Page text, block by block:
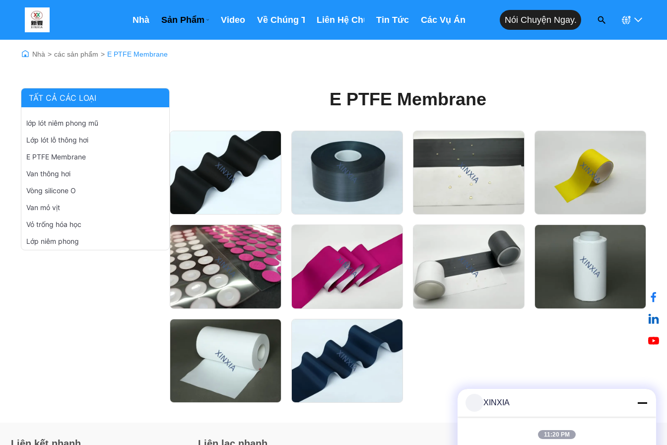
Nhà Sản Phẩm Video Về Chúng Tôi Liên Hệ Chúng Tôi
Tin Tức Các Vụ Án Nói Chuyện Ngay.
Nhà > các sản phẩm > E PTFE Membrane
TẤT CẢ CÁC LOẠI
lớp lót niêm phong mũ
Lớp lót lỗ thông hơi
E PTFE Membrane
Van thông hơi
Vòng silicone O
Van mỏ vịt
Vỏ trống hóa học
Lớp niêm phong
E PTFE Membrane
XINXIA
11:20 PM